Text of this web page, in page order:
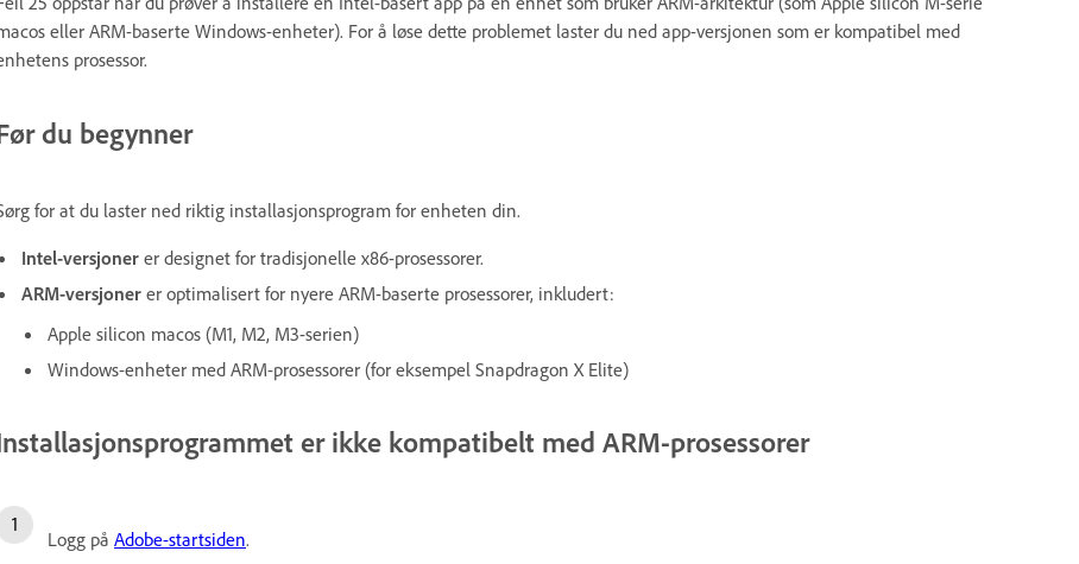
eller ARM-baserte Windows-enheter). For å løse dette problemet laster du ned app-versjonen som er kompatibel med
prosessor.
du begynner
for at du laster ned riktig installasjonsprogram for enheten din.
Intel-versjoner er designet for tradisjonelle x86-prosessorer.
ARM-versjoner er optimalisert for nyere ARM-baserte prosessorer, inkludert:
Apple silicon macos (M1, M2, M3-serien)
Windows-enheter med ARM-prosessorer (for eksempel Snapdragon X Elite)
er ikke kompatibelt med ARM-prosessorer
Logg på Adobe-startsiden.